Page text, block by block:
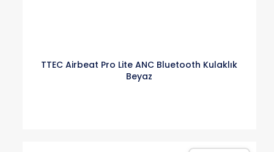
TTEC Airbeat Pro Lite ANC Bluetooth Kulaklık
Beyaz